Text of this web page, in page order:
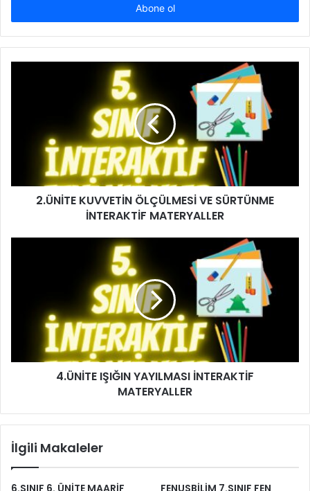
2.ÜNİTE KUVVETİN ÖLÇÜLMESİ VE SÜRTÜNME
İNTERAKTİF MATERYALLER
4.ÜNİTE IŞIĞIN YAYILMASI İNTERAKTİF
MATERYALLER
İlgili Makaleler
6.SINIF 6. ÜNİTE MAARİF FENUSBİLİM 7.SINIF FEN